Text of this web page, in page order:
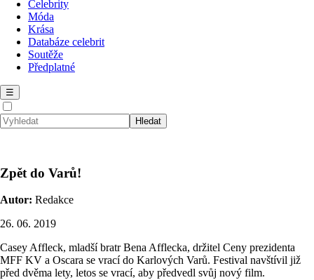
Celebrity
Móda
Krása
Databáze celebrit
Soutěže
Předplatné
☰
Zpět do Varů!
Autor: Redakce
26. 06. 2019
Casey Affleck, mladší bratr Bena Afflecka, držitel Ceny prezidenta
MFF KV a Oscara se vrací do Karlových Varů. Festival navštívil již
před dvěma lety, letos se vrací, aby předvedl svůj nový film.